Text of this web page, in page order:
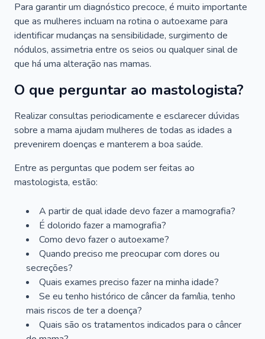
Para garantir um diagnóstico precoce, é muito importante
que as mulheres incluam na rotina o autoexame para
identificar mudanças na sensibilidade, surgimento de
nódulos, assimetria entre os seios ou qualquer sinal de
que há uma alteração nas mamas.
O que perguntar ao mastologista?
Realizar consultas periodicamente e esclarecer dúvidas
sobre a mama ajudam mulheres de todas as idades a
prevenirem doenças e manterem a boa saúde.
Entre as perguntas que podem ser feitas ao
mastologista, estão:
A partir de qual idade devo fazer a mamografia?
É dolorido fazer a mamografia?
Como devo fazer o autoexame?
Quando preciso me preocupar com dores ou
secreções?
Quais exames preciso fazer na minha idade?
Se eu tenho histórico de câncer da família, tenho
mais riscos de ter a doença?
Quais são os tratamentos indicados para o câncer